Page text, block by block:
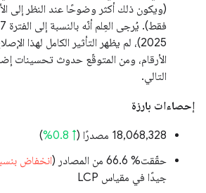
(ويكون ذلك أكثر وضوحًا عند النظر إلى
2025)، لم يظهر التأثير الكامل لهذا
الأرقام، ومن المتوقّع حدوث تحسينات
التالي.
إحصاءات بارزة
‫18,068,328 مصدرًا ( ↑ 0.8%
)
حقّقت% 66.6 من المصادر (
انخفاض
جيدًا في مقياس LCP